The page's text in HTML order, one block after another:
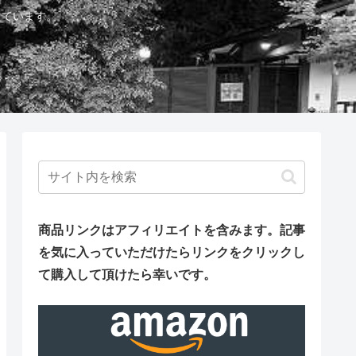
います。
商品リンクはアフィリエイトを含みます。 記事
を気に入っていただけたらリンクをクリックし
て購入して頂けたら幸いです。